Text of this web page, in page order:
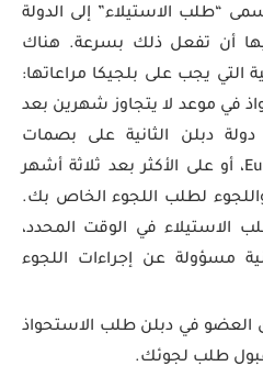
“طلب الاستيلاء” إلى الدولة
أن تفعل ذلك بسرعة. هناك
التي يجب على بلجيكا مراعاتها:
في موعد لا يتجاوز شهرين بعد
دبلن الثانية على بصمات
أصابعك في نظام Eurodac، أو على الأكثر بعد ثلاثة أشهر
لطلب اللجوء الخاص بك.
الاستيلاء في الوقت المحدد،
مسؤولة عن إجراءات اللجوء
العضو في دبلن طلب الاستحواذ
قبول طلب لجوئك.